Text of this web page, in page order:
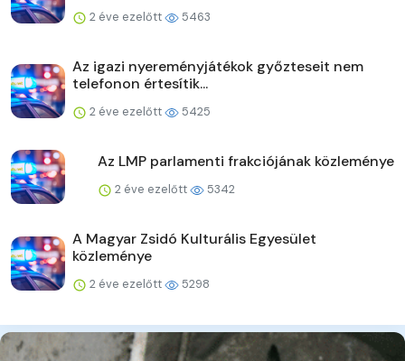
2 éve ezelőtt 5463
Az igazi nyereményjátékok győzteseit nem
telefonon értesítik...
2 éve ezelőtt 5425
Az LMP parlamenti frakciójának közleménye
2 éve ezelőtt 5342
A Magyar Zsidó Kulturális Egyesület
közleménye
2 éve ezelőtt 5298